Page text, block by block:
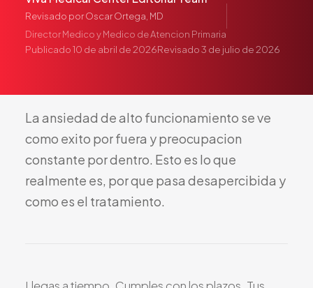
Pediatría
Salud del Adolescente
Salud de la Mujer
Guía de Medicamentos
Pruebas Genéticas
Terapia IV
Pérdida de Peso
Terapia con Péptidos
Revisado porOscar Ortega, MD
Director Medico y Medico de Atencion Primaria
Publicado10 de abril de 2026Revisado3 de julio de 2026
La ansiedad dealto funcionamiento seve
como exito porfuera ypreocupacion
constante pordentro. Esto es loque
realmente es, porque pasa desapercibida y
como es el tratamiento.